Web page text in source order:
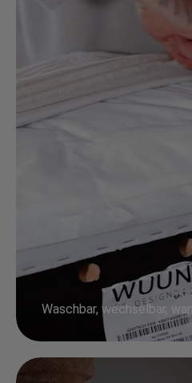
Waschbar, wechselbar,